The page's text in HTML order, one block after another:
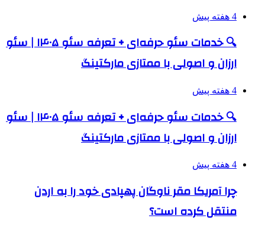
4 هفته پیش
🔍 خدمات سئو حرفه‌ای + تعرفه سئو ۱۴۰۵ | سئو
ارزان و اصولی با ممتازی مارکتینگ
4 هفته پیش
🔍 خدمات سئو حرفه‌ای + تعرفه سئو ۱۴۰۵ | سئو
ارزان و اصولی با ممتازی مارکتینگ
4 هفته پیش
چرا آمریکا مقر ناوگان پهپادی خود را به اردن
منتقل کرده است؟